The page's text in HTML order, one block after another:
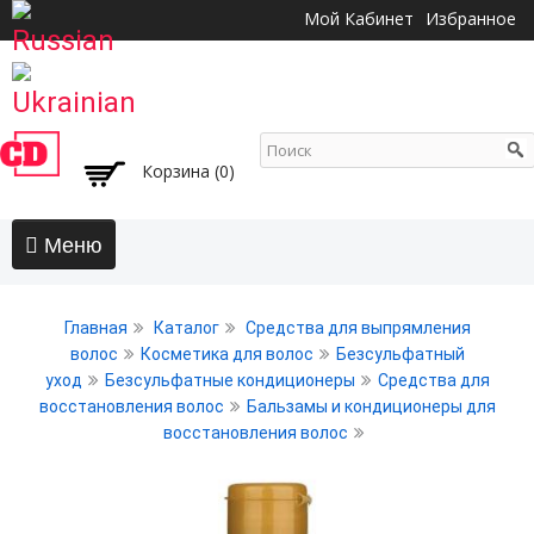
основному
Мой Кабинет Избранное
Корзина (0)
АКЦИИ
Волосы
Бальзамы и кондиционеры
Воски, пасты, глина, помады для волос
Главная Каталог
Средства для выпрямления
волос
Косметика для волос
Безсульфатный
уход
Безсульфатные кондиционеры
Средства для
восстановления волос
Бальзамы и кондиционеры для
восстановления волос